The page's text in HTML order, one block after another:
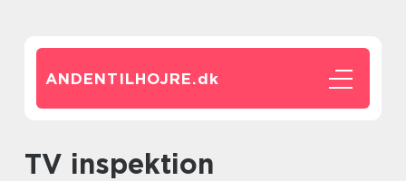
ANDENTILHOJRE.dk
TV inspektion